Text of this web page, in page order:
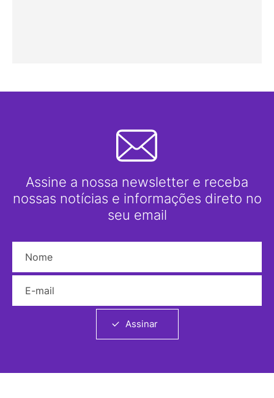
Assine a nossa newsletter e receba
nossas notícias e informações direto no
seu email
Assinar